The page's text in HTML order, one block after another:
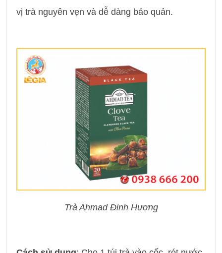
vị trà nguyên vẹn và dễ dàng bảo quản.
Trà Ahmad Đinh Hương